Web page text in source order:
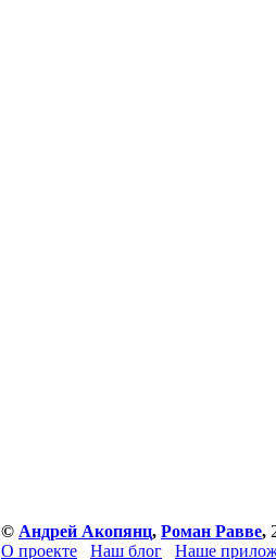
© Андрей Акопянц, Роман Равве,
О проекте
Наш блог Наше